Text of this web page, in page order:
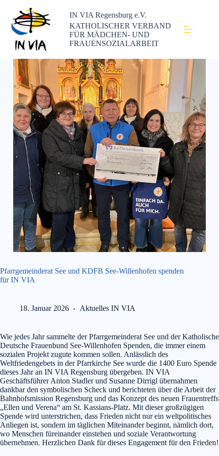
IN VIA Regensburg e.V.
KATHOLISCHER VERBAND
FÜR MÄDCHEN- UND
FRAUENSOZIALARBEIT
Pfarrgemeinderat See und KDFB See-Willenhofen spenden
für IN VIA
18. Januar 2026 Aktuelles IN VIA
Wie jedes Jahr sammelte der Pfarrgemeinderat See und der Katholische
Deutsche Frauenbund See-Willenhofen Spenden, die immer einem
sozialen Projekt zugute kommen sollen. Anlässlich des
Weltfriedengebets in der Pfarrkirche See wurde die 1400 Euro Spende
dieses Jahr an IN VIA Regensburg übergeben. IN VIA
Geschäftsführer Anton Stadler und Susanne Dirrigl übernahmen
dankbar den symbolischen Scheck und berichteten über die Arbeit der
Bahnhofsmission Regensburg und das Konzept des neuen Frauentreffs
„Ellen und Verena“ am St. Kassians-Platz. Mit dieser großzügigen
Spende wird unterstrichen, dass Frieden nicht nur ein weltpolitisches
Anliegen ist, sondern im täglichen Miteinander beginnt, nämlich dort,
wo Menschen füreinander einstehen und soziale Verantwortung
übernehmen. Herzlichen Dank für dieses Engagement für den Frieden!